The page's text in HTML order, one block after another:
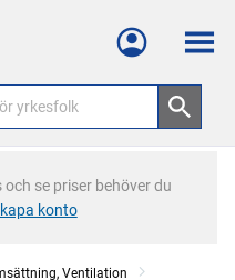
Meny
se priser behöver du
konto
Ventilation